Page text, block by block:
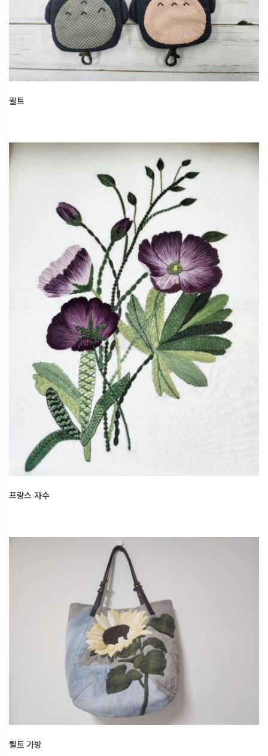
퀼트
2026.05.06오산한국문화센터
퀼트
프랑스 자수
2026.04.13오산한국문화센터
프랑스 자수
퀼트 가방
2026.04.13 오산한국문화센터
퀼트 가방